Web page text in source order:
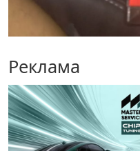
Реклама